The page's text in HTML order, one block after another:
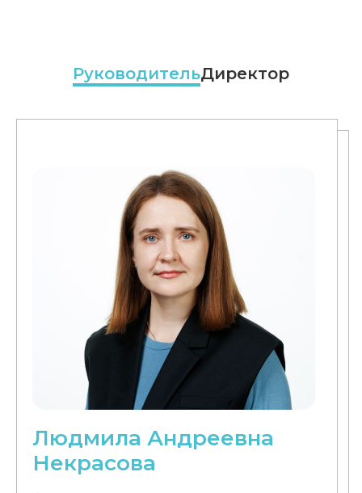
РуководительДиректор
Людмила Андреевна
Некрасова